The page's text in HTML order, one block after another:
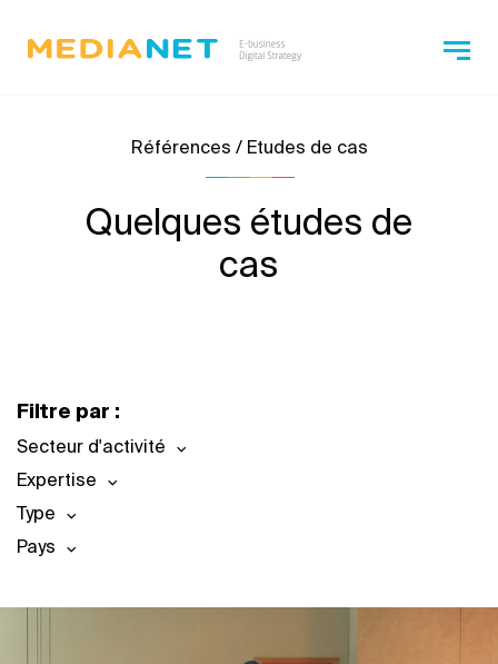
Références / Etudes de cas
Quelques études de
cas
Filtre par :
Secteur d'activité
Expertise
Type
Pays